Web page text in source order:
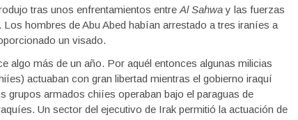
tras unos enfrentamientos entre Al Sahway las fuerzas
hombres de Abu Abed habían arrestado a tres iraníes a
un visado.
algo más de un año. Por aquél entonces algunas milicias
actuaban con gran libertad mientras el gobierno iraquí
grupos armados chiíes operaban bajo el paraguas de
Un sector del ejecutivo de Irak permitió la actuación de